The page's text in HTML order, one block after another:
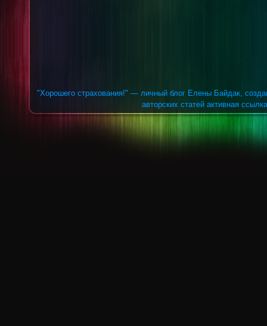
"Хорошего страхования!" — личный блог Елены Байдак,
авторских статей активная